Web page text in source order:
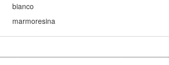
bianco
marmoresina